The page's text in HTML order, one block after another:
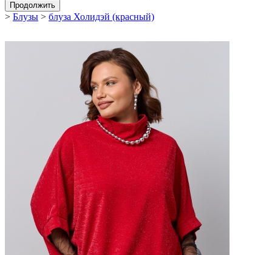
Продолжить
> Блузы > блуза Холидэй (красный)